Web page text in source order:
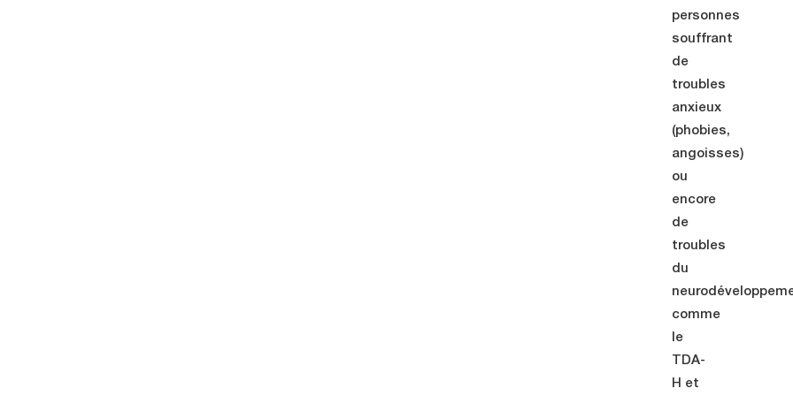
personnes
souffrant
de
troubles
anxieux
(phobies,
angoisses)
ou
encore
de
troubles
du
comme
le
TDA-
H et